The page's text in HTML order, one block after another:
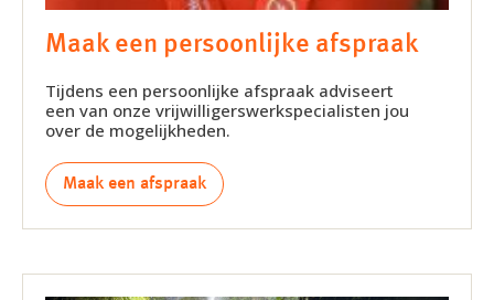
Maak een persoonlijke afspraak
Tijdens een persoonlijke afspraak adviseert
een van onze vrijwilligerswerkspecialisten jou
over de mogelijkheden.
Maak een afspraak